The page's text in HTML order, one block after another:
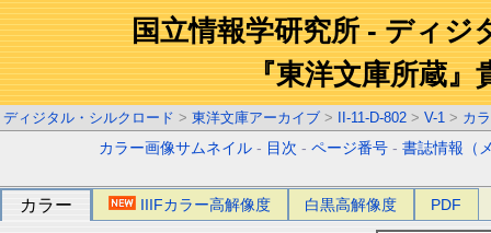
国立情報学研究所 - ディジ
『東洋文庫所蔵』
ディジタル・シルクロード > 東洋文庫アーカイブ > II-11-D-802 > V-1 > カ
カラー画像サムネイル - 目次 -ページ番号 -書誌情報（
カラー IIIFカラー高解像度 白黒高解像度 PDF